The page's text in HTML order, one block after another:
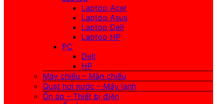
Laptop Acer
Laptop Asus
Laptop Dell
Laptop HP
PC
Dell
HP
Máy chiếu – Màn chiếu
Quạt hơi nước – Máy lạnh
Ổn áp – Thiết bị điện